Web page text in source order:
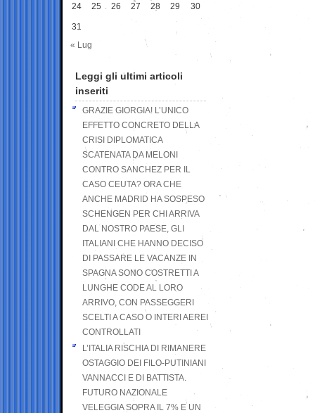
24 25 26 27 28 29 30
31
« Lug
Leggi gli ultimi articoli
inseriti
GRAZIE GIORGIA! L’UNICO
EFFETTO CONCRETO DELLA
CRISI DIPLOMATICA
SCATENATA DA MELONI
CONTRO SANCHEZ PER IL
CASO CEUTA? ORA CHE
ANCHE MADRID HA SOSPESO
SCHENGEN PER CHI ARRIVA
DAL NOSTRO PAESE, GLI
ITALIANI CHE HANNO DECISO
DI PASSARE LE VACANZE IN
SPAGNA SONO COSTRETTI A
LUNGHE CODE AL LORO
ARRIVO, CON PASSEGGERI
SCELTI A CASO O INTERI AEREI
CONTROLLATI
L’ITALIA RISCHIA DI RIMANERE
OSTAGGIO DEI FILO-PUTINIANI
VANNACCI E DI BATTISTA.
FUTURO NAZIONALE
VELEGGIA SOPRA IL 7% E UN